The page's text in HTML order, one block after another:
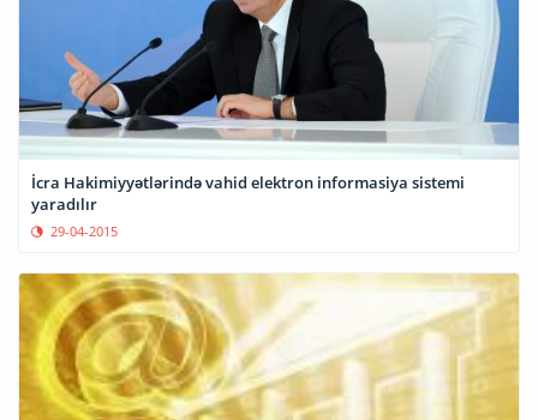
İcra Hakimiyyətlərində vahid elektron informasiya sistemi
yaradılır
29-04-2015